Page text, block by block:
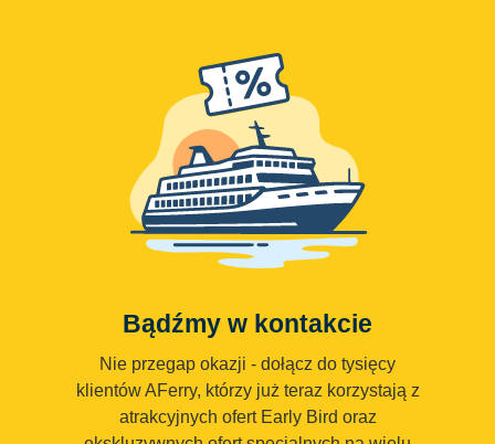
Bądźmy w kontakcie
Nie przegap okazji - dołącz do tysięcy
klientów AFerry, którzy już teraz korzystają z
atrakcyjnych ofert Early Bird oraz